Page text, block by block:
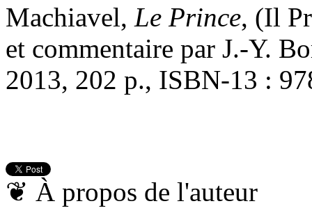
Machiavel, Le Prince, (Il
et commentaire par J.-Y.
2013, 202 p., ISBN-13 :
❦ À propos de l'auteur